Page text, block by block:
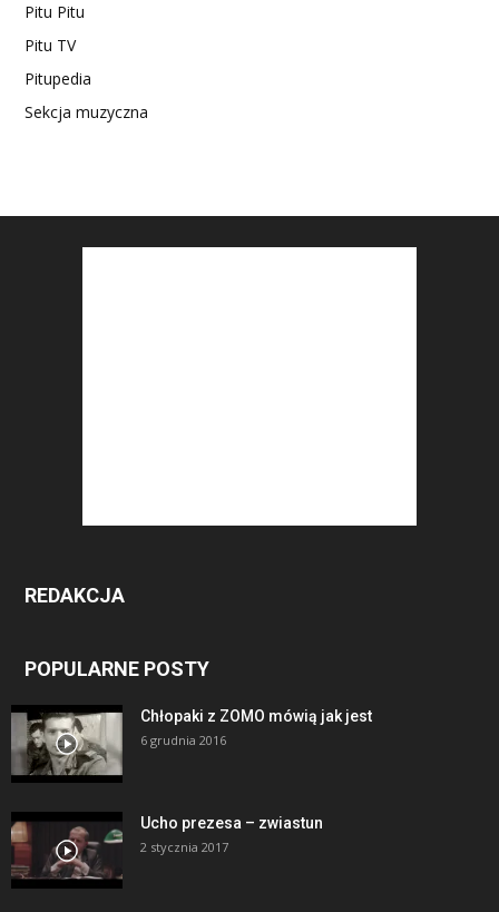
Pitu Pitu
Pitu TV
Pitupedia
Sekcja muzyczna
REDAKCJA
POPULARNE POSTY
Chłopaki z ZOMO mówią jak jest
6 grudnia 2016
Ucho prezesa – zwiastun
2 stycznia 2017